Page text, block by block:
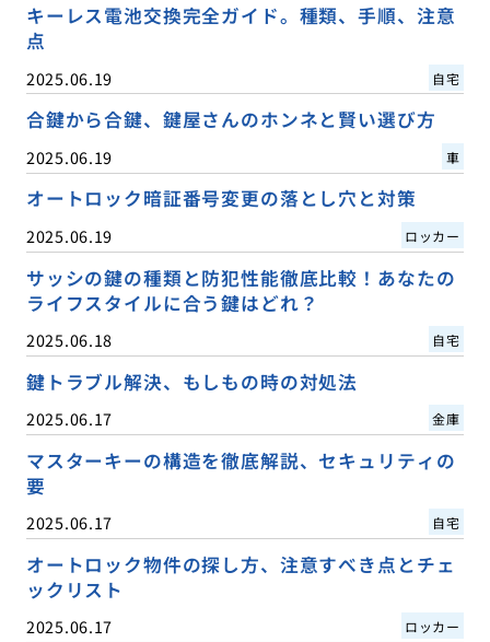
キーレス電池交換完全ガイド。種類、手順、注意
点
2025.06.19 自宅
合鍵から合鍵、鍵屋さんのホンネと賢い選び方
2025.06.19 車
オートロック暗証番号変更の落とし穴と対策
2025.06.19 ロッカー
サッシの鍵の種類と防犯性能徹底比較！あなたの
ライフスタイルに合う鍵はどれ？
2025.06.18 自宅
鍵トラブル解決、もしもの時の対処法
2025.06.17 金庫
マスターキーの構造を徹底解説、セキュリティの
要
2025.06.17 自宅
オートロック物件の探し方、注意すべき点とチェ
ックリスト
2025.06.17 ロッカー